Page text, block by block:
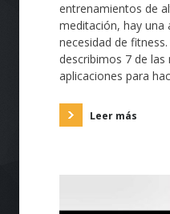
entrenamientos de
meditación, hay una
necesidad de
describimos 7 de las
aplicaciones para
Leer más